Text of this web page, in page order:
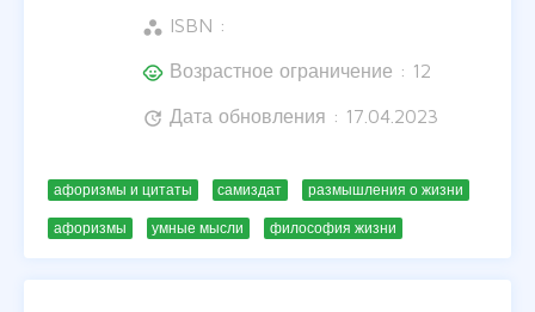
workspaces ISBN :
child_care Возрастное ограничение : 12
update Дата обновления : 17.04.2023
афоризмы и цитаты самиздат размышления о жизни
афоризмы умные мысли философия жизни